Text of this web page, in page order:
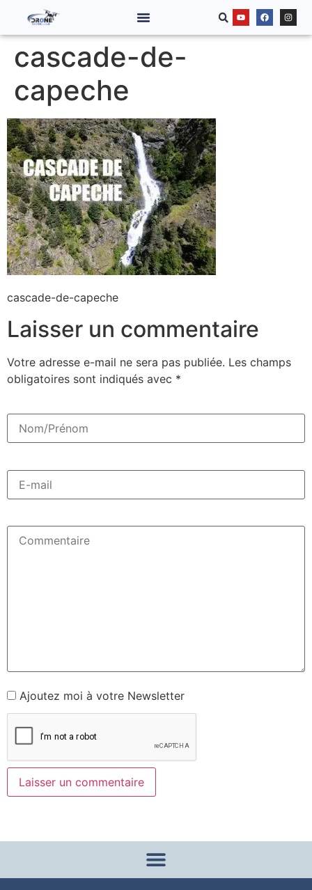
cascade-de-
capeche
cascade-de-capeche
Laisser un commentaire
Votre adresse e-mail ne sera pas publiée. Les champs
obligatoires sont indiqués avec *
Ajoutez moi à votre Newsletter